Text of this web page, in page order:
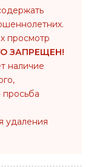
просмотр
ЗАПРЕЩЕН!
наличие
просьба
удаления